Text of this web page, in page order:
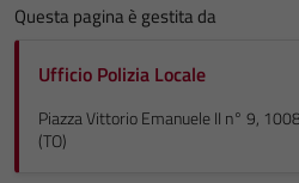
Questa pagina è gestita da
Ufficio Polizia Locale
Piazza Vittorio Emanuele II n° 9,
(TO)